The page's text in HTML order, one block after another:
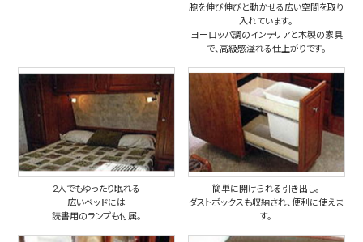
腕を伸び伸びと動かせる 広い空間を取り
入れています。
ヨーロッパ調のインテリアと木製の家具
で、 高級感溢れる仕上がりです。
2人でもゆったり眠れる
広いベッドには
読書用のランプも付属。
簡単に開けられる引き出し。
ダストボックスも収納され、便利に使えま
す。